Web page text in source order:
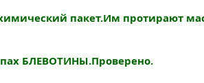
пакет.Им протирают
БЛЕВОТИНЫ.Проверено.